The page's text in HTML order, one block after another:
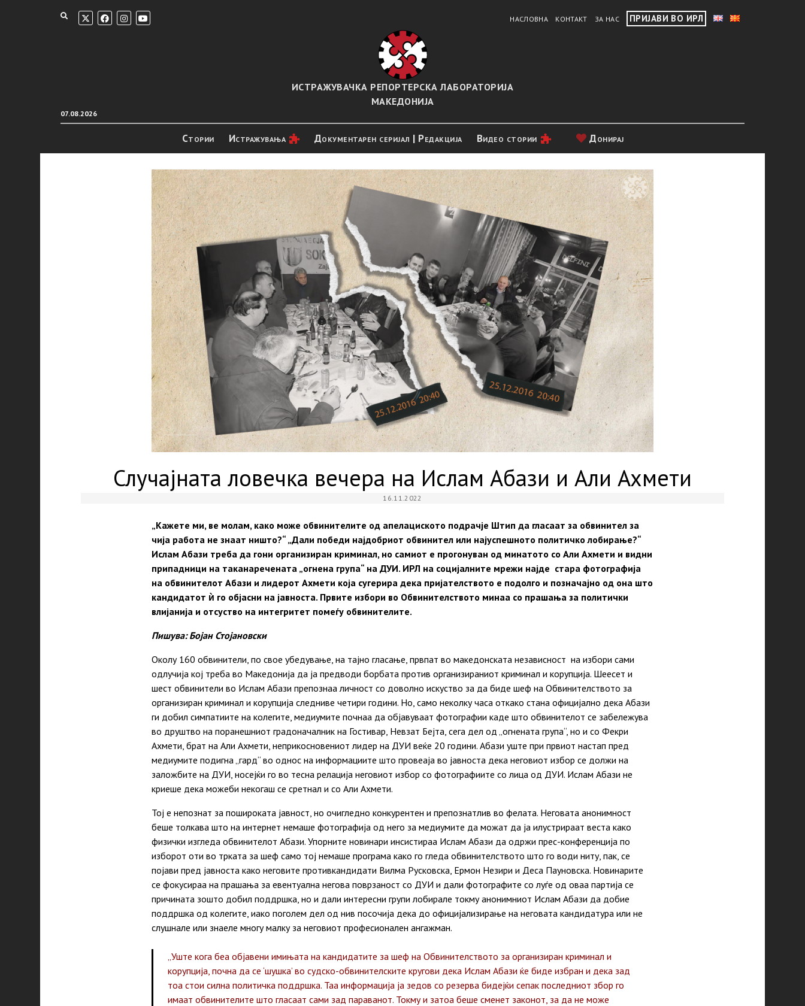
НАСЛОВНА КОНТАКТ ЗА НАС ПРИЈАВИ ВО ИРЛ
07.08.2026
ИСТРАЖУВАЧКА РЕПОРТЕРСКА ЛАБОРАТОРИЈА
МАКЕДОНИЈА
Стории Истражувањa Документарен серијал | Редакција Видео стории Донирај
Случајната ловечка вечера на Ислам Абази и Али Ахмети
16.11.2022
„Кажете ми, ве молам, како може обвинителите од апелациското подрачје Штип да гласаат за обвинител за
чија работа не знаат ништо?“ „Дали победи најдобриот обвинител или најуспешното политичко лобирање?“
Ислам Абази треба да гони организиран криминал, но самиот е прогонуван од минатото со Али Ахмети и видни
припадници на таканаречената „огнена група“ на ДУИ. ИРЛ на социјалните мрежи најде стара фотографија
на обвинителот Абази и лидерот Ахмети која сугерира дека пријателството е подолго и позначајно од она што
кандидатот ѝ го објасни на јавноста. Првите избори во Обвинителството минаа со прашања за политички
влијанија и отсуство на интегритет помеѓу обвинителите.
Пишува: Бојан Стојановски
Околу 160 обвинители, по свое убедување, на тајно гласање, првпат во македонската независност на избори сами
одлучија кој треба во Македонија да ја предводи борбата против организираниот криминал и корупција. Шеесет и
шест обвинители во Ислам Абази препознаа личност со доволно искуство за да биде шеф на Обвинителството за
организиран криминал и корупција следниве четири години. Но, само неколку часа откако стана официјално дека Абази
ги добил симпатиите на колегите, медиумите почнаа да објавуваат фотографии каде што обвинителот се забележува
во друштво на поранешниот градоначалник на Гостивар, Невзат Бејта, сега дел од „огнената група“, но и со Фекри
Ахмети, брат на Али Ахмети, неприкосновениот лидер на ДУИ веќе 20 години. Абази уште при првиот настап пред
медиумите подигна „гард“ во однос на информациите што провеаја во јавноста дека неговиот избор се должи на
заложбите на ДУИ, носејќи го во тесна релација неговиот избор со фотографиите со лица од ДУИ. Ислам Абази не
криеше дека можеби некогаш се сретнал и со Али Ахмети.
Тој е непознат за пошироката јавност, но очигледно конкурентен и препознатлив во фелата. Неговата анонимност
беше толкава што на интернет немаше фотографија од него за медиумите да можат да ја илустрираат веста како
физички изгледа обвинителот Абази. Упорните новинари инсистираа Ислам Абази да одржи прес-конференција по
изборот оти во трката за шеф само тој немаше програма како го гледа обвинителството што го води ниту, пак, се
појави пред јавноста како неговите противкандидати Вилма Русковска, Ермон Незири и Деса Пауновска. Новинарите
се фокусираа на прашања за евентуална негова поврзаност со ДУИ и дали фотографите со луѓе од оваа партија се
причината зошто добил поддршка, но и дали интересни групи лобирале токму анонимниот Ислам Абази да добие
поддршка од колегите, иако поголем дел од нив посочија дека до официјализирање на неговата кандидатура или не
слушнале или знаеле многу малку за неговиот професионален ангажман.
„Уште кога беа објавени имињата на кандидатите за шеф на Обвинителството за организиран криминал и
корупција, почна да се ‘шушка’ во судско-обвинителските кругови дека Ислам Абази ќе биде избран и дека зад
тоа стои силна политичка поддршка. Таа информација ја зедов со резерва бидејќи сепак последниот збор го
имаат обвинителите што гласаат сами зад параванот. Токму и затоа беше сменет законот, за да не може